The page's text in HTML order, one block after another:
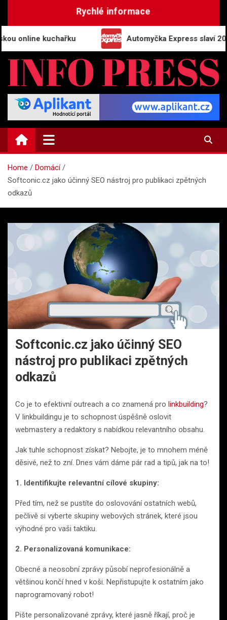
Rychlé informace
kuchařku Automyčka Express slaví 20 let na
INFO-PRESS.CZ
Zpravodajský magazín
Home
Domácí
Softconic.cz jako účinný SEO nástroj pro publikaci zpětných
odkazů
Softconic.cz jako účinný SEO
nástroj pro publikaci zpětných
odkazů
Co je to efektivní outreach a co znamená pro linkbuilding?
V linkbuildingu je to schopnost úspěšně oslovit
webmastery a redaktory s nabídkou relevantního obsahu.
Jak tuhle schopnost získat? Nebojte, je to mnohem méně
děsivé, než to zní. Dnes vám dáme pár rad a tipů, jak na to!
1. Identifikujte relevantní cílové skupiny:
Před tím, než se pustíte do oslovování ostatních webů,
pečlivě si vyberte skupiny webových stránek, které jsou
výhodné pro vaši taktiku.
2. Personalizovaná komunikace:
Obecné a neosobní zprávy působí neprofesionálně a
většinou končí hned v koši. Nepřistupujte k ostatním jako
naprogramovaný robot!
Pište personalizované zprávy, které jasně říkají, proč je